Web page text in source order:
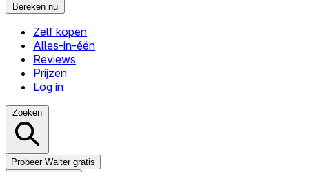
Bereken nu
Zelf kopen
Alles-in-één
Reviews
Prijzen
Log in
Zoeken
Probeer Walter gratis